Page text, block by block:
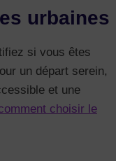
urbaines
si vous êtes
un départ serein,
et une
choisir le